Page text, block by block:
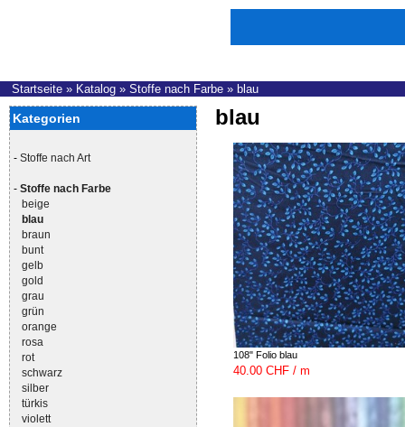
Startseite » Katalog » Stoffe nach Farbe » blau
Kategorien
- Stoffe nach Art
- Stoffe nach Farbe
beige
blau
braun
bunt
gelb
gold
grau
grün
orange
rosa
rot
schwarz
silber
türkis
violett
blau
108" Folio blau
40.00 CHF / m